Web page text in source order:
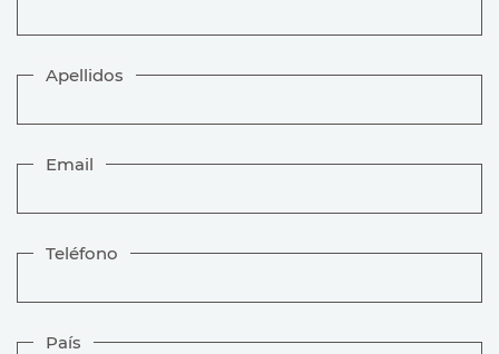
Apellidos
Email
Teléfono
País